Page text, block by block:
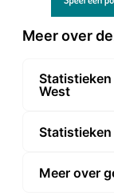
Meer over
Statistieken
West
Statistieken
Meer over